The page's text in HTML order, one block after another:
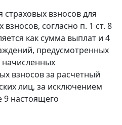
страховых взносов для
согласно п. 1 ст. 8
как сумма выплат и 4
предусмотренных
начисленных
взносов за расчетный
лиц, за исключением
9 настоящего